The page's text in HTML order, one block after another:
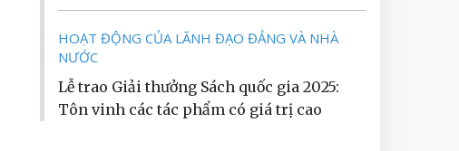
HOẠT ĐỘNG CỦA LÃNH ĐẠO ĐẢNG VÀ NHÀ
NƯỚC
Lễ trao Giải thưởng Sách quốc gia 2025:
Tôn vinh các tác phẩm có giá trị cao